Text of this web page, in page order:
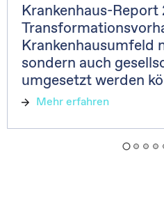
Krankenhaus-Report
Krankenhausumfeld
sondern auch
umgesetzt werden
Mehr erfahren